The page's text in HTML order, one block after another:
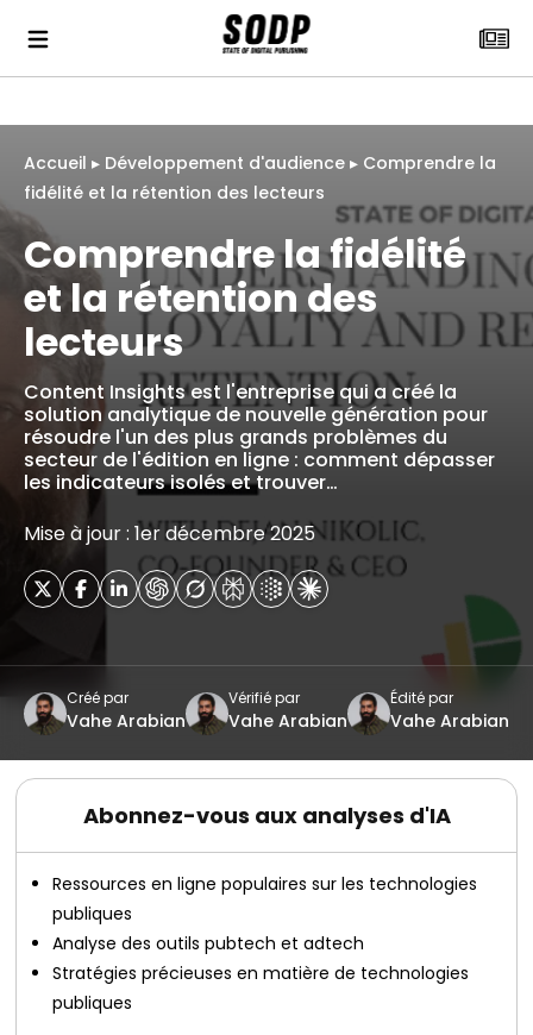
Accueil ▸ Développement d'audience ▸ Comprendre la
fidélité et la rétention des lecteurs
Comprendre la fidélité
et la rétention des
lecteurs
Content Insights est l'entreprise qui a créé la
solution analytique de nouvelle génération pour
résoudre l'un des plus grands problèmes du
secteur de l'édition en ligne : comment dépasser
les indicateurs isolés et trouver…
Mise à jour : 1er décembre 2025
Créé par
Vahe Arabian
Vérifié par
Vahe Arabian
Édité par
Vahe Arabian
Abonnez-vous aux analyses d'IA
Ressources en ligne populaires sur les technologies
publiques
Analyse des outils pubtech et adtech
Stratégies précieuses en matière de technologies
publiques